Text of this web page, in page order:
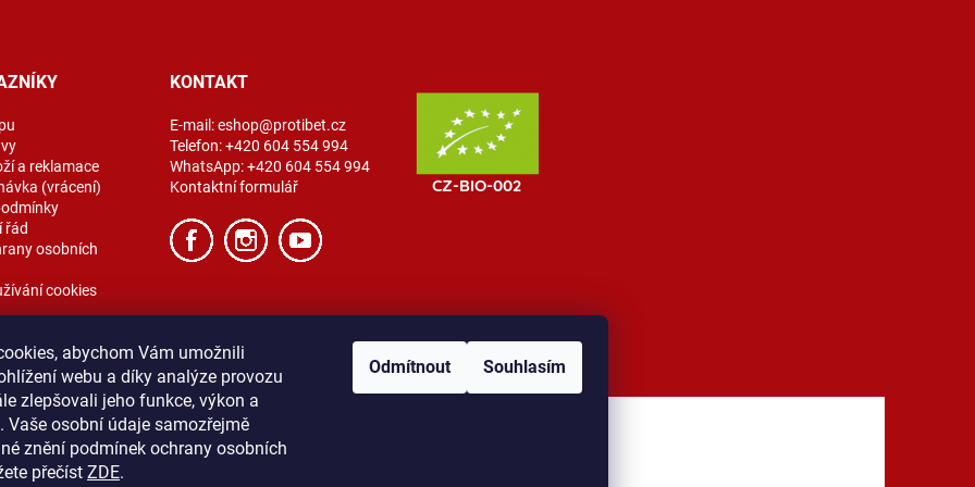
abychom Vám umožnili
webu a díky analýze provozu
zlepšovali jeho funkce, výkon a
Vaše osobní údaje samozřejmě
znění podmínek ochrany osobních
přečíst ZDE.
Odmítnout Souhlasím
a reklamace
(vrácení)
řád
osobních
cookies
KONTAKT
E-mail:eshop@protibet.cz
Telefon:+420 604 554 994
WhatsApp:+420 604 554 994
Kontaktní formulář
Vše o nákupu Obchodní podmínky